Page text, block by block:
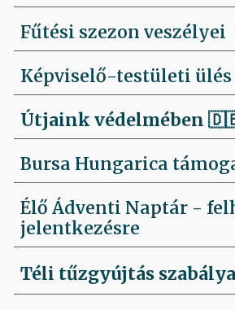
Fűtési szezon veszélyei
Képviselő-testületi ülés
Útjaink védelmében
Bursa Hungarica
Élő Ádventi Naptár -
jelentkezésre
Téli tűzgyújtás